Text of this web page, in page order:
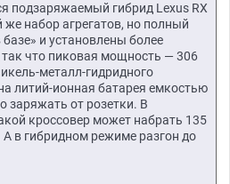
подзаряжаемый гибрид Lexus RX
же набор агрегатов, но полный
и установлены более
что пиковая мощность — 306
металл-гидридного
литий-ионная батарея емкостью
заряжать от розетки. В
кроссовер может набрать 135
в гибридном режиме разгон до